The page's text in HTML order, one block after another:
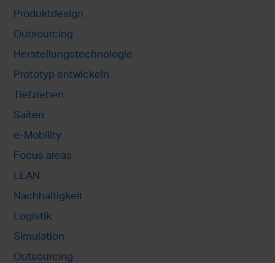
Produktdesign
Outsourcing
Herstellungstechnologie
Prototyp entwickeln
Tiefziehen
Saiten
e-Mobility
Focus areas
LEAN
Nachhaltigkeit
Logistik
Simulation
Outsourcing